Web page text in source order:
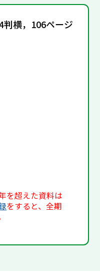
判横，106ページ
を超えた資料は
をすると、全期